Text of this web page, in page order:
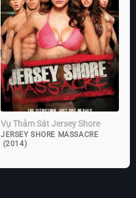
Vụ Thảm Sát Jersey Shore
JERSEY SHORE MASSACRE
(2014)